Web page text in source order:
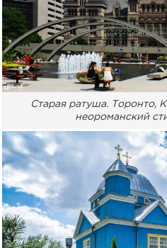
Старая ратуша. Торонто,
неороманский